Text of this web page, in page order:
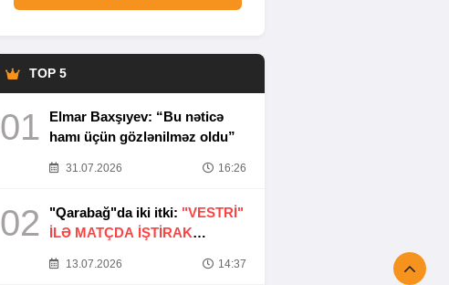
TOP 5
01
Elmar Baxşıyev: “Bu nəticə
hamı üçün gözlənilməz oldu”
31.07.2026 16:26
02 "Qarabağ"da iki itki: "VESTRİ"
İLƏ MATÇDA İŞTİRAK
13.07.2026 14:37